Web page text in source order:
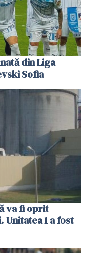
din Liga
Sofia
va fi oprit
1 a fost